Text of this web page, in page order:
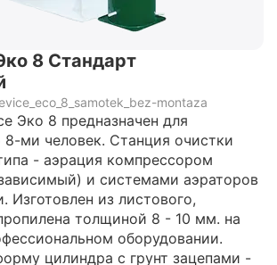
8 Стандарт
montaza
Эко 8 предназначен для
ми человек. Станция очистки
- аэрация компрессором
и системами аэраторов
Изготовлен из листового,
толщиной 8 - 10 мм. на
оборудовании.
цилиндра с грунт зацепами -